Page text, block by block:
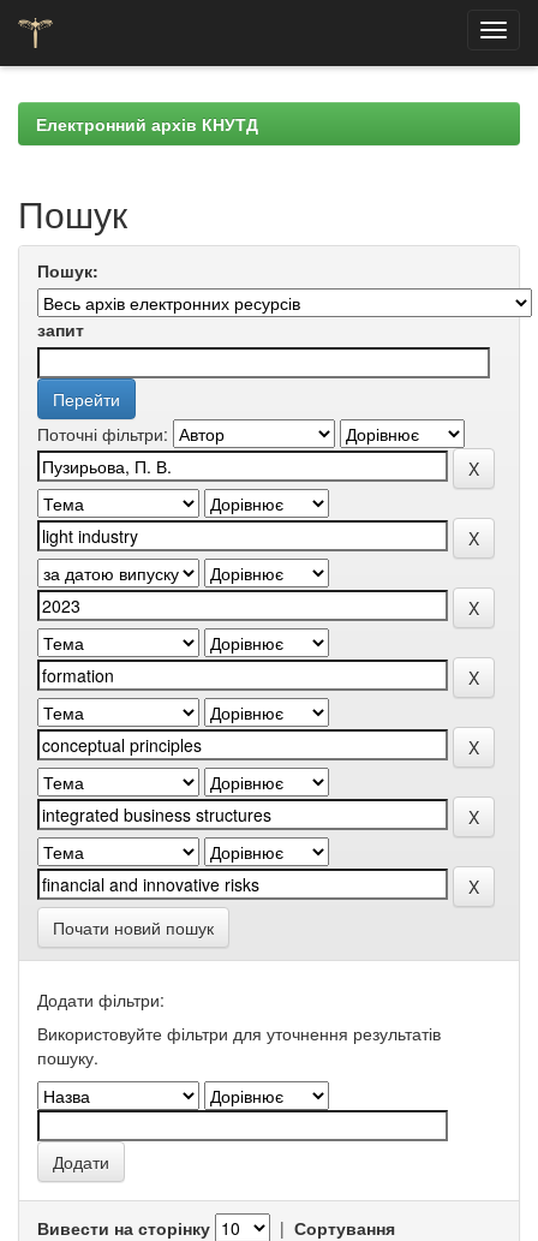
navigationЕлектронний архів КНУТД
Пошук
Пошук:
запит
Поточні фільтри:
Почати новий пошук
Додати фільтри:
Використовуйте фільтри для уточнення результатів
пошуку.
Вивести на сторінку | Сортування